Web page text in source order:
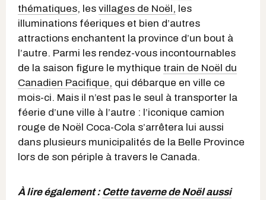
thématiques, les villages de Noël, les
illuminations féeriques et bien d’autres
attractions enchantent la province d’un bout à
l’autre. Parmi les rendez-vous incontournables
de la saison figure le mythique train de Noël du
Canadien Pacifique, qui débarque en ville ce
mois-ci. Mais il n’est pas le seul à transporter la
féerie d’une ville à l’autre : l’iconique camion
rouge de Noël Coca-Cola s’arrêtera lui aussi
dans plusieurs municipalités de la Belle Province
lors de son périple à travers le Canada.
À lire également : Cette taverne de Noël aussi